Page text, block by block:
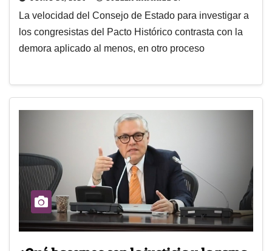
La velocidad del Consejo de Estado para investigar a
los congresistas del Pacto Histórico contrasta con la
demora aplicado al menos, en otro proceso